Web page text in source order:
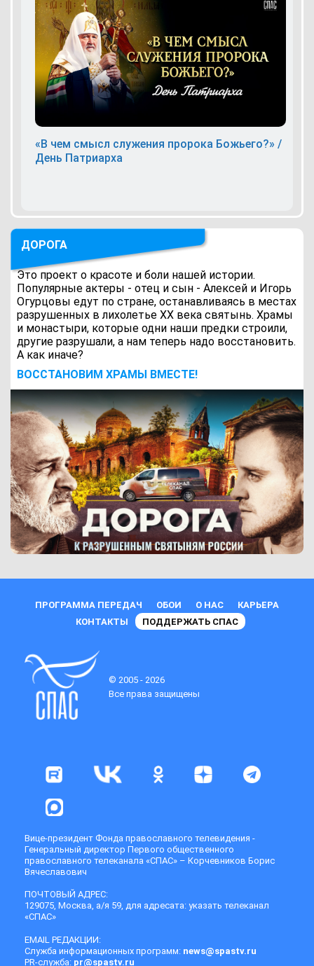
«В чем смысл служения пророка Божьего?» /
День Патриарха
ДОРОГА
Это проект о красоте и боли нашей истории.
Популярные актеры - отец и сын - Алексей и Игорь
Огурцовы едут по стране, останавливаясь в местах
разрушенных в лихолетье ХХ века святынь. Храмы
и монастыри, которые одни наши предки строили,
другие разрушали, а нам теперь надо восстановить.
А как иначе?
ВОCСТАНОВИМ ХРАМЫ ВМЕСТЕ!
ПРОГРАММА ПЕРЕДАЧ ОБОИ О НАС
КАРЬЕРА
КОНТАКТЫ
ПОДДЕРЖАТЬ СПАС
© 2005 - 2026
Все права защищены
Вице-президент Фонда православного телевидения -
Генеральный директор Первого общественного
православного телеканала «СПАС» – Корчевников Борис
Вячеславович
ПОЧТОВЫЙ АДРЕС:
129075, Москва, а/я 59, для адресата: указать телеканал
«СПАС»
EMAIL РЕДАКЦИИ:
Служба информационных программ: news@spastv.ru
PR-служба: pr@spastv.ru